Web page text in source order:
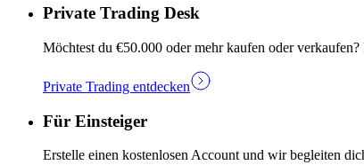
Private Trading Desk
Möchtest du €50.000 oder mehr kaufen oder
Private Trading entdecken
Für Einsteiger
Erstelle einen kostenlosen Account und wir begleiten